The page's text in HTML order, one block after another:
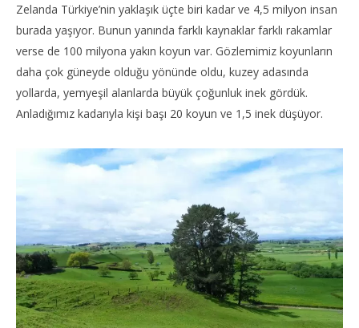
Zelanda Türkiye’nin yaklaşık üçte biri kadar ve 4,5 milyon insan
burada yaşıyor. Bunun yanında farklı kaynaklar farklı rakamlar
verse de 100 milyona yakın koyun var. Gözlemimiz koyunların
daha çok güneyde olduğu yönünde oldu, kuzey adasında
yollarda, yemyeşil alanlarda büyük çoğunluk inek gördük.
Anladığımız kadarıyla kişi başı 20 koyun ve 1,5 inek düşüyor.